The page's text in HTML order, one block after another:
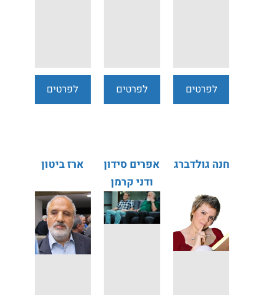
לפרטים
לפרטים
לפרטים
חנה גולדברג
אפרים סידון
ודני קרמן
ארז ביטון